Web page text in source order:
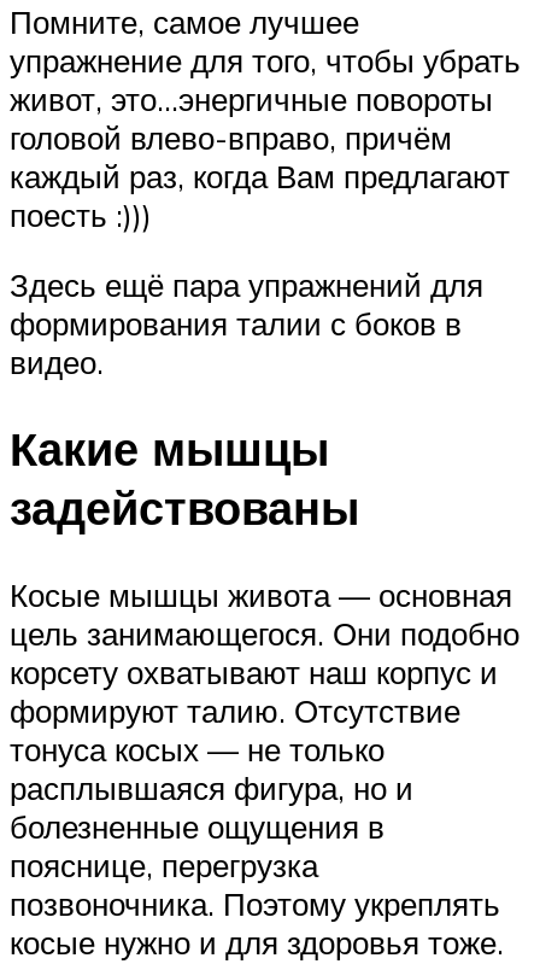
Помните, самое лучшее
упражнение для того, чтобы убрать
живот, это…энергичные повороты
головой влево-вправо, причём
каждый раз, когда Вам предлагают
поесть :)))
Здесь ещё пара упражнений для
формирования талии с боков в
видео.
Какие мышцы
задействованы
Косые мышцы живота — основная
цель занимающегося. Они подобно
корсету охватывают наш корпус и
формируют талию. Отсутствие
тонуса косых — не только
расплывшаяся фигура, но и
болезненные ощущения в
пояснице, перегрузка
позвоночника. Поэтому укреплять
косые нужно и для здоровья тоже.